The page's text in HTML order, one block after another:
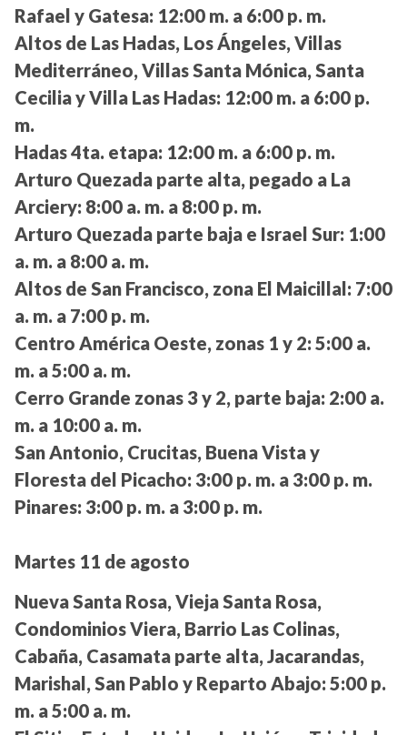
Rafael y Gatesa: 12:00 m. a 6:00 p. m.
Altos de Las Hadas, Los Ángeles, Villas
Mediterráneo, Villas Santa Mónica, Santa
Cecilia y Villa Las Hadas: 12:00 m. a 6:00 p.
m.
Hadas 4ta. etapa: 12:00 m. a 6:00 p. m.
Arturo Quezada parte alta, pegado a La
Arciery: 8:00 a. m. a 8:00 p. m.
Arturo Quezada parte baja e Israel Sur: 1:00
a. m. a 8:00 a. m.
Altos de San Francisco, zona El Maicillal: 7:00
a. m. a 7:00 p. m.
Centro América Oeste, zonas 1 y 2: 5:00 a.
m. a 5:00 a. m.
Cerro Grande zonas 3 y 2, parte baja: 2:00 a.
m. a 10:00 a. m.
San Antonio, Crucitas, Buena Vista y
Floresta del Picacho: 3:00 p. m. a 3:00 p. m.
Pinares: 3:00 p. m. a 3:00 p. m.
Martes 11 de agosto
Nueva Santa Rosa, Vieja Santa Rosa,
Condominios Viera, Barrio Las Colinas,
Cabaña, Casamata parte alta, Jacarandas,
Marishal, San Pablo y Reparto Abajo: 5:00 p.
m. a 5:00 a. m.